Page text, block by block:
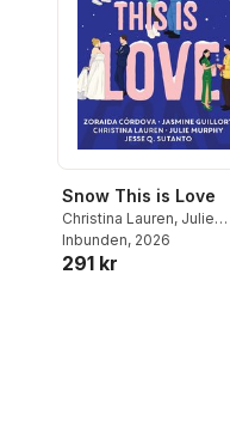
Snow This is Love
Christina Lauren, Julie
Murphy,Jasmine Guillory
Inbunden, 2026
291 kr